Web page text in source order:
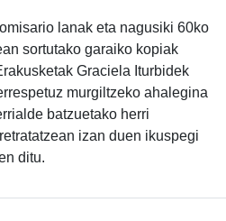
lanak eta nagusiki 60ko
sortutako garaiko kopiak
Graciela Iturbidek
murgiltzeko ahalegina
batzuetako herri
izan duen ikuspegi
ditu.